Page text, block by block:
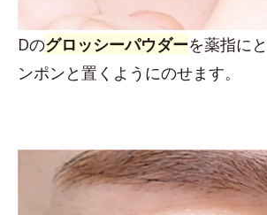
Dのグロッシーパウダーを薬指に
ンポンと置くようにのせます。